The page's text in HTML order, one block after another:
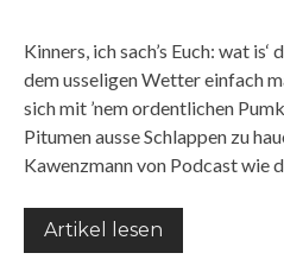
Kinners, ich sach’s Euch: wat
dem usseligen Wetter einfach
sich mit ’nem ordentlichen
Pitumen ausse Schlappen zu
Kawenzmann von Podcast wie
Artikel lesen